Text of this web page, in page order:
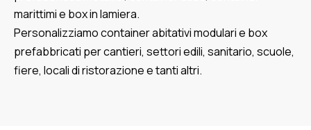
marittimi e box in lamiera.
Personalizziamo container abitativi modulari e box
prefabbricati per cantieri, settori edili, sanitario, scuole,
fiere, locali di ristorazione e tanti altri.